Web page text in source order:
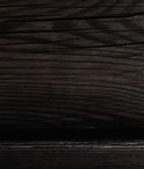
20220730_141335